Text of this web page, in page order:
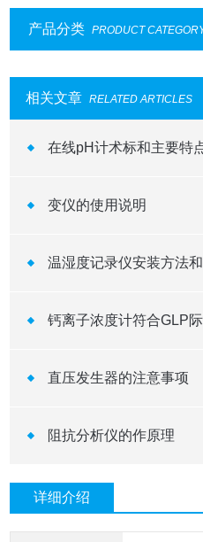
产品分类 PRODUCT
相关文章 RELATED ARTICLES
在线pH计术标和主要特
变仪的使用说明
温湿度记录仪安装方法
钙离子浓度计符合GLP
直压发生器的注意事项
阻抗分析仪的作原理
详细介绍